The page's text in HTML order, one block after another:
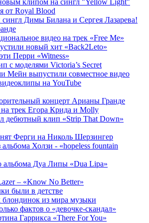
клипом на сингл "Yellow Light"
от Royal Blood
Димы Билана и Сергея Лазарева!
видео на трек «Free Me»
новый хит «Back2Leto»
Перри «Witness»
с моделями Victoria’s Secret
Мейн выпустили совместное видео
на YouTube
концерт Арианы Гранде
трек Егора Крида и Molly
дебютный клип «Strip That Down»
Ферги на Николь Шерзингер
Холзи - «hopeless fountain
альбома Дуа Липы «Dua Lipa»
– «Know No Better»
были в детстве
из мира музыки
фактов о «девочке-скандал»
Гаррикса «There For You»